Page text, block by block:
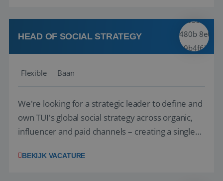
deze onderdelen zijn nu samen gevoegd...
HEAD OF SOCIAL STRATEGY
Flexible Baan
We're looking for a strategic leader to define and
own TUI's global social strategy across organic,
influencer and paid channels – creating a single
locally. The role will be published until 18 August
BEKIJK VACATURE